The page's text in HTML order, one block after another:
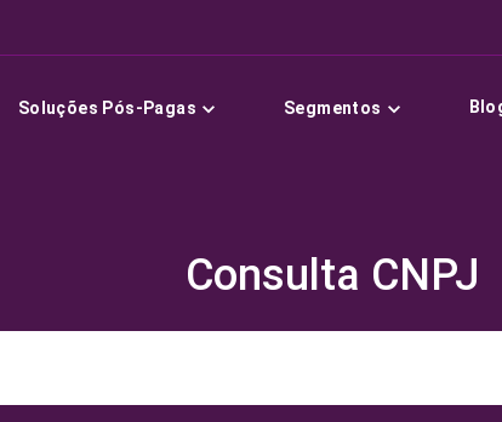
Soluções Pós-Pagas Segmentos
Consulta CNPJ